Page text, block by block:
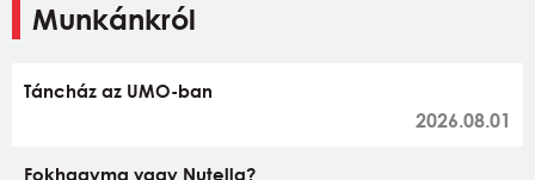
Munkánkról
Táncház az UMO-ban
2026.08.01
Fokhagyma vagy Nutella?